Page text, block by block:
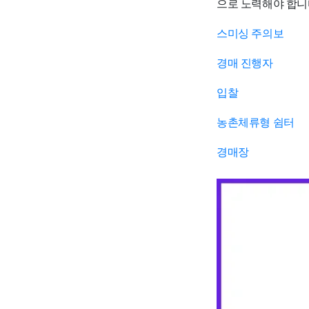
스미싱 주의보
경매 진행자
입찰
농촌체류형 쉼터
경매장